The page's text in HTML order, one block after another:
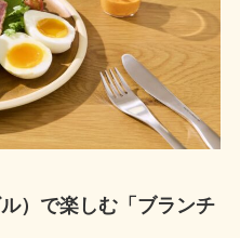
）で楽しむ「ブランチ